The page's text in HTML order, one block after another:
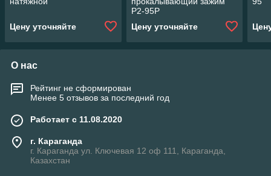
Цену уточняйте
P2-95P
Цену уточняйте
О нас
Рейтинг не сформирован
Менее 5 отзывов за последний год
Работает с 11.08.2020
г. Караганда
г. Караганда ул. Ключевая 12 оф 111, Караганда,
Казахстан